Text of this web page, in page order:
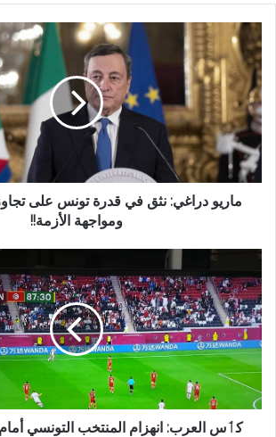
ماريو دراغي: نثق في قدرة تونس على
ومواجهة الأزمة!!
كٲس العرب: انهزام المنتخب التونسي